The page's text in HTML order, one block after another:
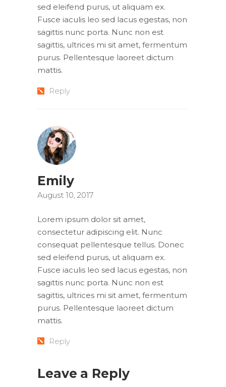
sed eleifend purus, ut aliquam ex.
Fusce iaculis leo sed lacus egestas, non
sagittis nunc porta. Nunc non est
sagittis, ultrices mi sit amet, fermentum
purus. Pellentesque laoreet dictum
mattis.
Reply
Emily
August 10, 2017
Lorem ipsum dolor sit amet,
consectetur adipiscing elit. Nunc
consequat pellentesque tellus. Donec
sed eleifend purus, ut aliquam ex.
Fusce iaculis leo sed lacus egestas, non
sagittis nunc porta. Nunc non est
sagittis, ultrices mi sit amet, fermentum
purus. Pellentesque laoreet dictum
mattis.
Reply
Leave a Reply